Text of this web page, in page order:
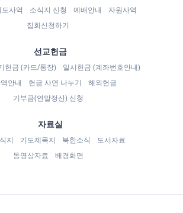
도사역 소식지 신청 예배안내
자원사역
집회신청하기
선교헌금
헌금 (카드/통장)
일시헌금 (계좌번호안내)
안내
헌금 사연 나누기
해외헌금
기부금(연말정산) 신청
자료실
지 기도제목지 북한소식
도서자료
동영상자료
배경화면